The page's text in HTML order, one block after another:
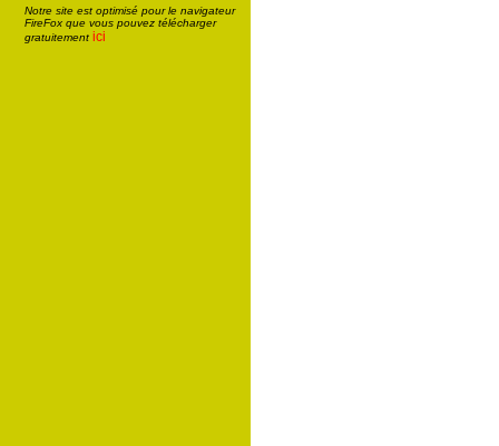
Notre site est optimisé pour le navigateur
FireFox que vous pouvez télécharger
gratuitement ici